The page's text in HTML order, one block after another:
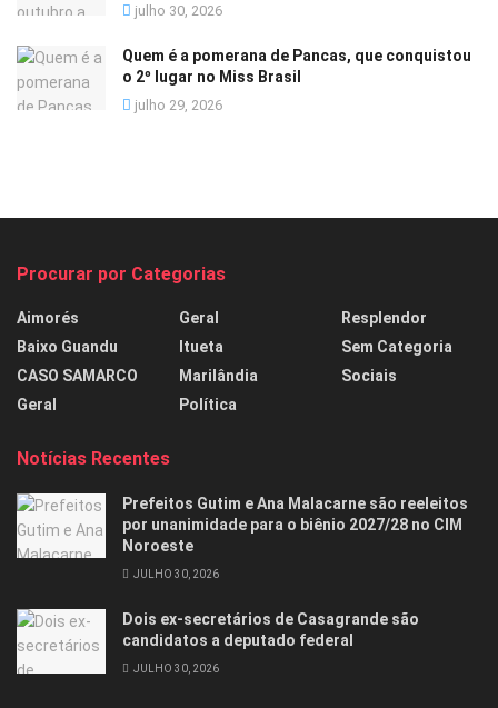
julho 30, 2026
Quem é a pomerana de Pancas, que conquistou
o 2º lugar no Miss Brasil
julho 29, 2026
Procurar por Categorias
Aimorés
Baixo Guandu
CASO SAMARCO
Geral
Geral
Itueta
Marilândia
Política
Resplendor
Sem Categoria
Sociais
Notícias Recentes
Prefeitos Gutim e Ana Malacarne são reeleitos
por unanimidade para o biênio 2027/28 no CIM
Noroeste
JULHO 30, 2026
Dois ex-secretários de Casagrande são
candidatos a deputado federal
JULHO 30, 2026